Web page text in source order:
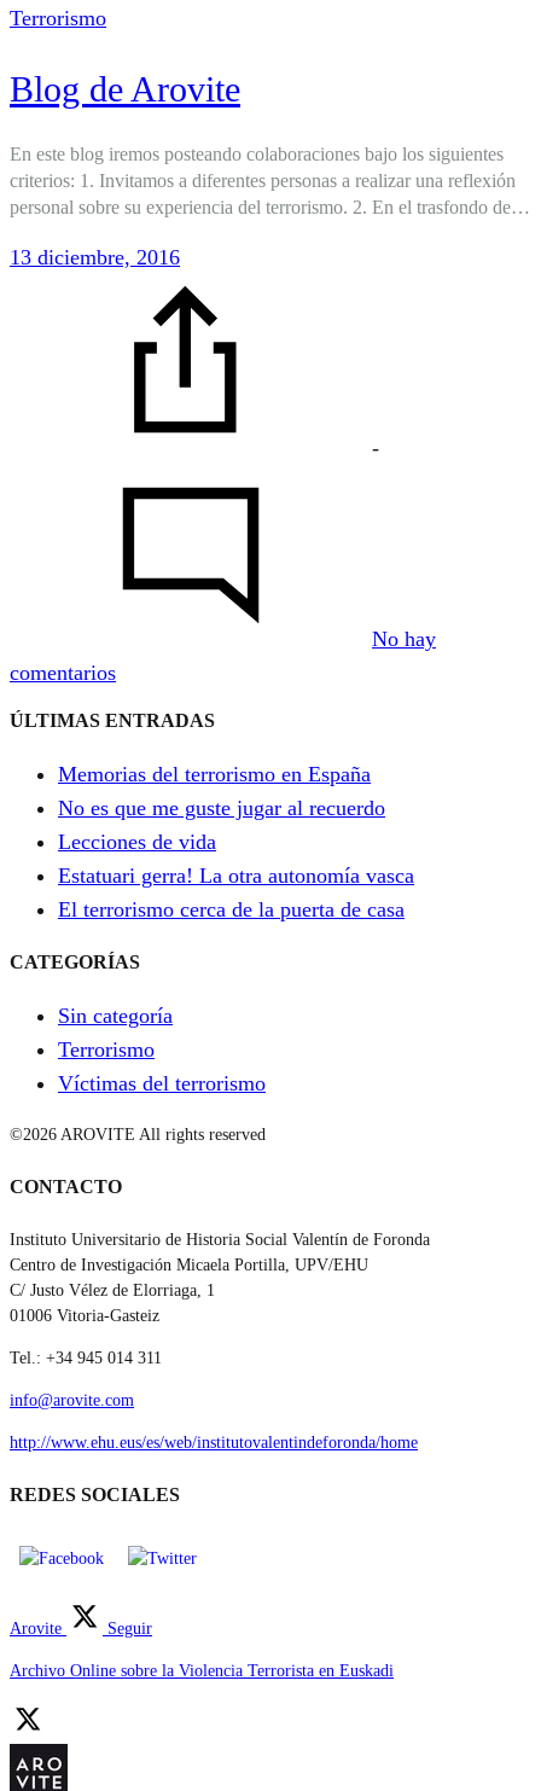
Terrorismo
Blog de Arovite
En este blog iremos posteando colaboraciones bajo los siguientes
criterios: 1. Invitamos a diferentes personas a realizar una reflexión
personal sobre su experiencia del terrorismo. 2. En el trasfondo de…
13 diciembre, 2016
-
No hay
comentariosen
Arovite
ÚLTIMAS ENTRADAS
Memorias del terrorismo en España
No es que me guste jugar al recuerdo
Lecciones de vida
Estatuari gerra! La otra autonomía vasca
El terrorismo cerca de la puerta de casa
CATEGORÍAS
Sin categoría
Terrorismo
Víctimas del terrorismo
©2026 AROVITE All rights reserved
CONTACTO
Instituto Universitario de Historia Social Valentín de Foronda
Centro de Investigación Micaela Portilla, UPV/EHU
C/ Justo Vélez de Elorriaga, 1
01006 Vitoria-Gasteiz
Tel.: +34 945 014 311
info@arovite.com
http://www.ehu.eus/es/web/institutovalentindeforonda/home
REDES SOCIALES
Arovite Seguir
Archivo Online sobre la Violencia Terrorista en Euskadi